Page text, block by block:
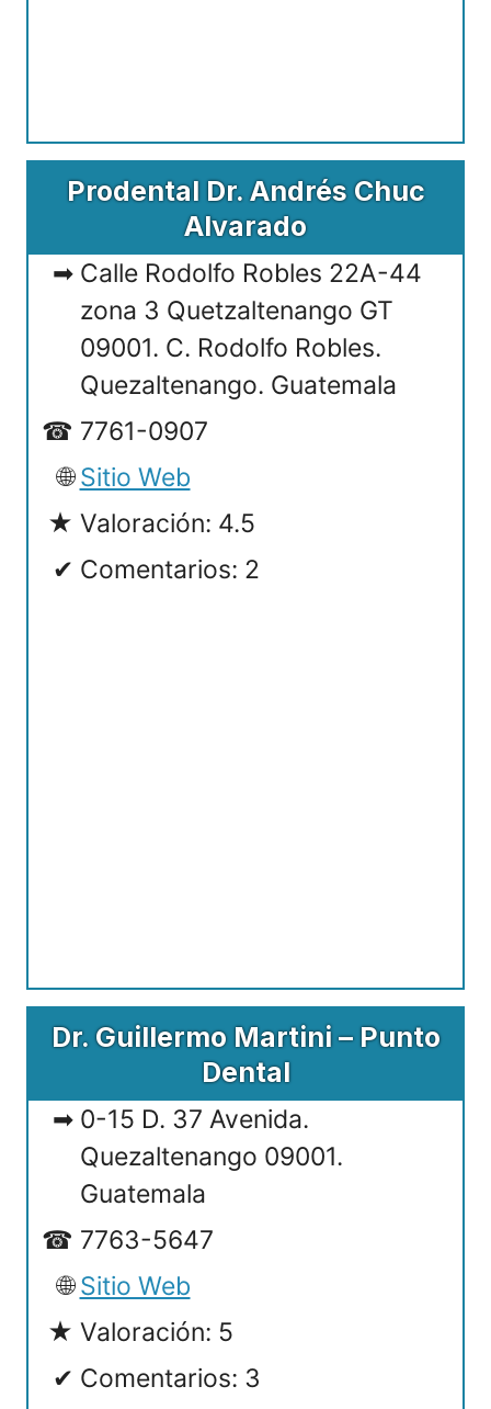
Prodental Dr. Andrés Chuc
Alvarado
Calle Rodolfo Robles 22A-44
zona 3 Quetzaltenango GT
09001. C. Rodolfo Robles.
Quezaltenango. Guatemala
7761-0907
Sitio Web
Valoración: 4.5
Comentarios: 2
Dr. Guillermo Martini – Punto
Dental
0-15 D. 37 Avenida.
Quezaltenango 09001.
Guatemala
7763-5647
Sitio Web
Valoración: 5
Comentarios: 3